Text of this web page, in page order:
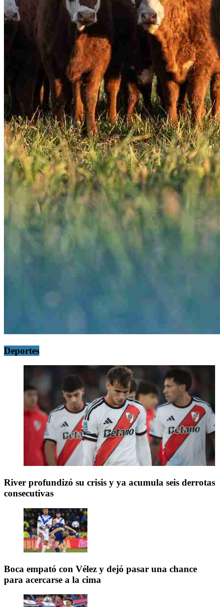
Deportes
River profundizó su crisis y ya acumula seis derrotas
consecutivas
Boca empató con Vélez y dejó pasar una chance
para acercarse a la cima